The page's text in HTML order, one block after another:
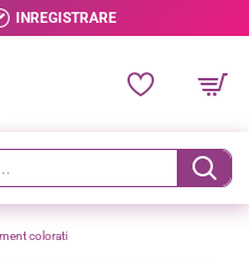
INREGISTRARE
colorati